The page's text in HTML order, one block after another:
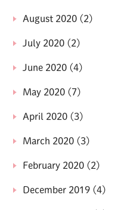
August 2020 (2)
July 2020 (2)
June 2020 (4)
May 2020 (7)
April 2020 (3)
March 2020 (3)
February 2020 (2)
December 2019 (4)